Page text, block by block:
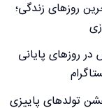
روزهای زندگی؛
روزهای پایانی
تولدهای پاییزی